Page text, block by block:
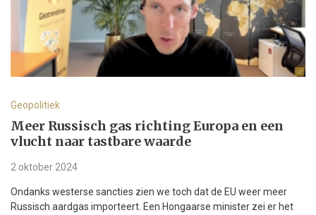
Geopolitiek
Meer Russisch gas richting Europa en een
vlucht naar tastbare waarde
2 oktober 2024
Ondanks westerse sancties zien we toch dat de EU weer meer
Russisch aardgas importeert. Een Hongaarse minister zei er het